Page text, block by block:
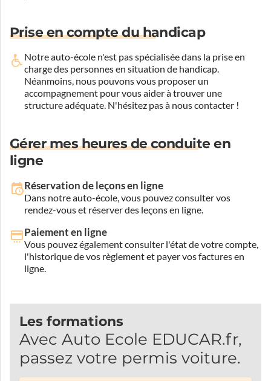
Prise en compte du handicap
Notre auto-école n'est pas spécialisée dans la prise en
charge des personnes en situation de handicap.
Néanmoins, nous pouvons vous proposer un
accompagnement pour vous aider à trouver une
structure adéquate. N'hésitez pas à nous contacter !
Gérer mes heures de conduite en
ligne
Réservation de leçons en ligne
Dans notre auto-école, vous pouvez consulter vos
rendez-vous et réserver des leçons en ligne.
Paiement en ligne
Vous pouvez également consulter l'état de votre compte,
l'historique de vos règlement et payer vos factures en
ligne.
Les formations
Avec Auto Ecole EDUCAR.fr,
passez votre permis voiture.